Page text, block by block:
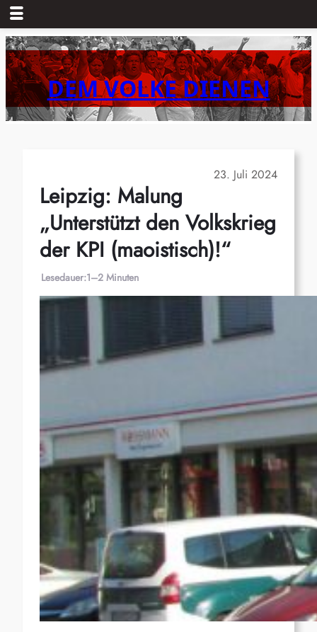
Zum
Inhalt
springenDEM VOLKE DIENEN
23. Juli 2024
Leipzig: Malung
„Unterstützt den Volkskrieg
der KPI (maoistisch)!“
Lesedauer:1–2 Minuten